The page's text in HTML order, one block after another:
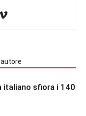
italiano sfiora i 140